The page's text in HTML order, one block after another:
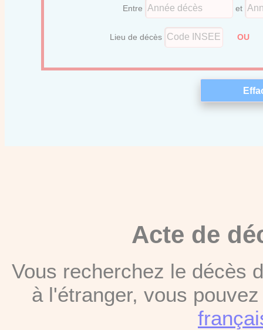
Entre et
Lieu de décès OU
Acte de
Vous recherchez le décès
à l'étranger, vous